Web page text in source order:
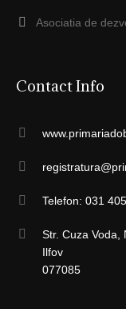
Asociatia de
Contact Info
Telefon: 031
Str. Cuza Voda,
Ilfov
077085